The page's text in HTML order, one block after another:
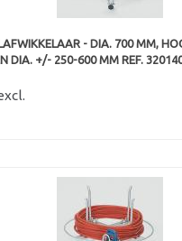
- DIA. 700 MM,
DIA. +/- 250-600 MM REF.